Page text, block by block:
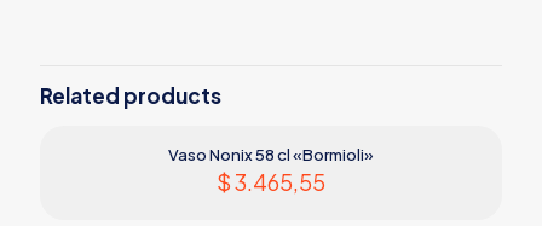
Related products
Vaso Nonix 58 cl «Bormioli»
$3.465,55